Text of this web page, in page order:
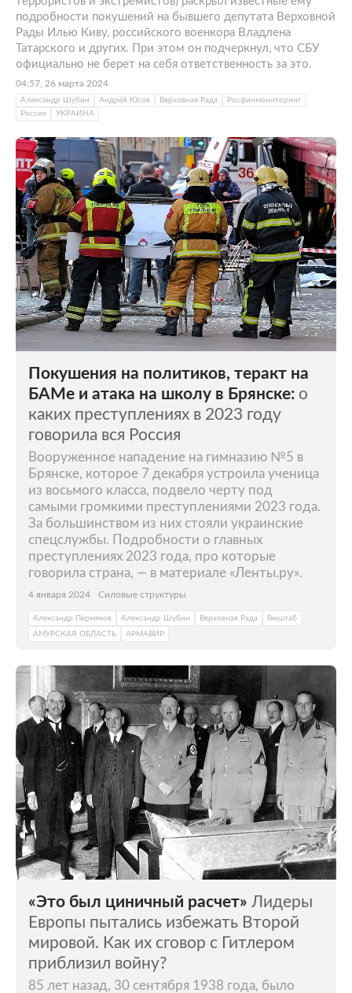
подробности покушений на бывшего депутата Верховной
Рады Илью Киву, российского военкора Владлена
Татарского и других. При этом он подчеркнул, что СБУ
официально не берет на себя ответственность за это.
04:57, 26 марта 2024
Александр Шубин Андрей Юсов Верховная Рада
Росфинмониторинг
Россия
УКРАИНА
Покушения на политиков, теракт на
БАМе и атака на школу в Брянске: о
каких преступлениях в 2023 году
говорила вся Россия
Вооруженное нападение на гимназию №5 в
Брянске, которое 7 декабря устроила ученица
из восьмого класса, подвело черту под
самыми громкими преступлениями 2023 года.
За большинством из них стояли украинские
спецслужбы. Подробности о главных
преступлениях 2023 года, про которые
говорила страна, — в материале «Ленты.ру».
4 января 2024 Силовые структуры
Александр Пермяков Александр Шубин Верховная Рада
Генштаб
АМУРСКАЯ ОБЛАСТЬ
АРМАВИР
«Это был циничный расчет» Лидеры
Европы пытались избежать Второй
мировой. Как их сговор с Гитлером
приблизил войну?
85 лет назад, 30 сентября 1938 года, было